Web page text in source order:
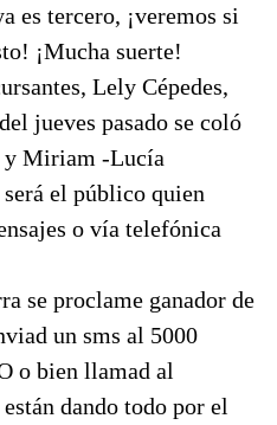
es tercero, ¡veremos si
¡Mucha suerte!
Lely Cépedes,
jueves pasado se coló
y Miriam -Lucía
el público quien
o vía telefónica
se proclame ganador de
un sms al 5000
o bien llamad al
dando todo por el